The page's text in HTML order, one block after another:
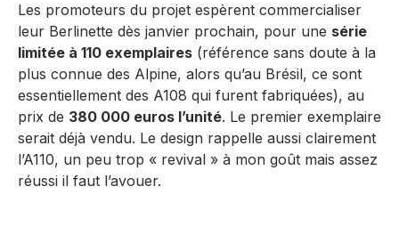
Les promoteurs du projet espèrent commercialiser
leur Berlinette dès janvier prochain, pour une série
limitée à 110 exemplaires (référence sans doute à la
plus connue des Alpine, alors qu’au Brésil, ce sont
essentiellement des A108 qui furent fabriquées), au
prix de 380 000 euros l’unité. Le premier exemplaire
serait déjà vendu. Le design rappelle aussi clairement
l’A110, un peu trop « revival » à mon goût mais assez
réussi il faut l’avouer.